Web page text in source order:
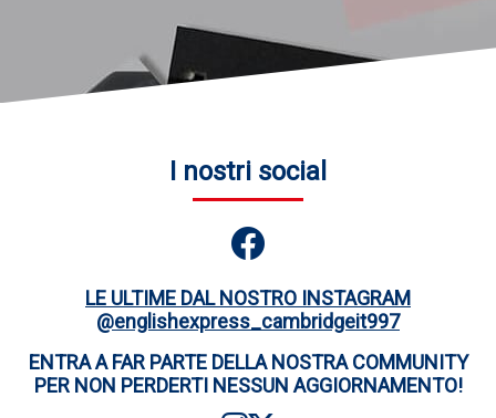
I nostri social
LE ULTIME DAL NOSTRO INSTAGRAM
@englishexpress_cambridgeit997
ENTRA A FAR PARTE DELLA NOSTRA COMMUNITY
PER NON PERDERTI NESSUN AGGIORNAMENTO!